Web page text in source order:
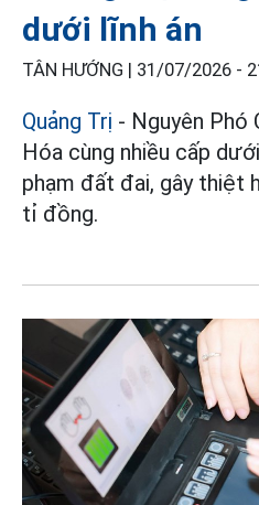
dưới lĩnh án
TÂN HƯỚNG | 31/07/2026 -
Quảng Trị - Nguyên Phó
Hóa cùng nhiều cấp
phạm đất đai, gây thiệt
tỉ đồng.